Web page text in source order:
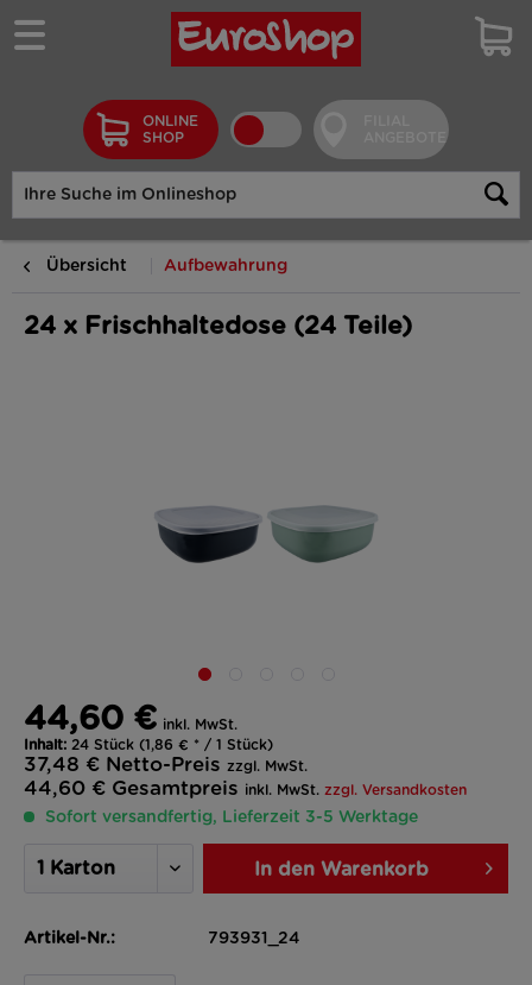
ONLINE
SHOP
Übersicht Aufbewahrung
24 x Frischhaltedose (24 Teile)
44,60 € inkl. MwSt.
Inhalt: 24 Stück (1,86 € * / 1 Stück)
37,48 € Netto-Preis zzgl. MwSt.
44,60 € Gesamtpreis inkl. MwSt. zzgl. Versandkosten
Sofort versandfertig, Lieferzeit 3-5 Werktage
In den Warenkorb
Artikel-Nr.: 793931_24